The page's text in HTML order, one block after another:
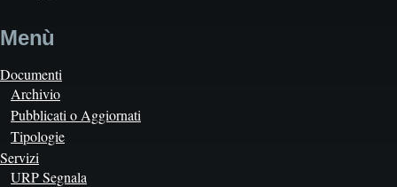
Menù
Documenti
Archivio
Pubblicati o Aggiornati
Tipologie
Servizi
URP Segnala